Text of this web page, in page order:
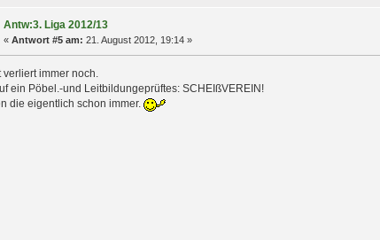
Antw:3. Liga 2012/13
«Antwort #5 am: 21. August 2012, 19:14 »
verliert immer noch.
ein Pöbel.-und Leitbildungeprüftes: SCHEIßVEREIN!
die eigentlich schon immer.